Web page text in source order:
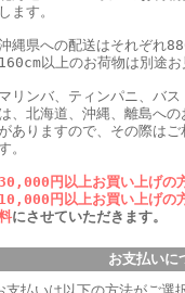
します。
縄県への配送はそれぞれ
160cm以上のお荷物は別途
マリンバ、ティンパニ、バ
は、北海道、沖縄、離島へ
がありますので、その際は
。
円以上お買い上げの
10,000円以上お買い上げの
にさせていただきます。
お支払いに